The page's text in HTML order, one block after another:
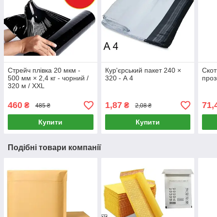
Стрейч плівка 20 мкм -
500 мм × 2,4 кг - чорний /
320 м / XXL
460 ₴ 485 ₴
Купити
Кур'єрський пакет 240 ×
320 - А 4
1,87₴ 2,08 ₴
Купити
Подібні товари компанії